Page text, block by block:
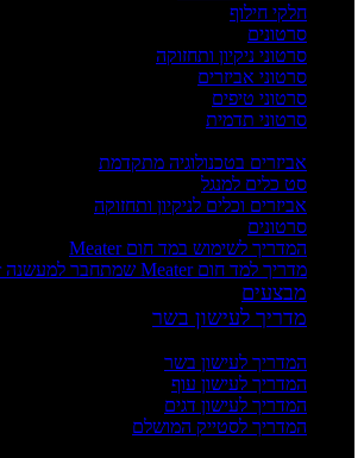
חלקי חילוף
סרטונים
סרטוני ניקיון ותחזוקה
סרטוני אביזרים
סרטוני טיפים
סרטוני תדמית
אביזרים בטכנולוגיה מתקדמת
סט כלים למנגל
אביזרים וכלים לניקיון ותחזוקה
סרטונים
המדריך לשימוש במד חום Meater
מדריך למד חום Meater שמתחבר למעשנה Traeger
מבצעים
מדריך לעישון בשר
המדריך לעישון בשר
המדריך לעישון עוף
המדריך לעישון דגים
המדריך לסטייק המושלם